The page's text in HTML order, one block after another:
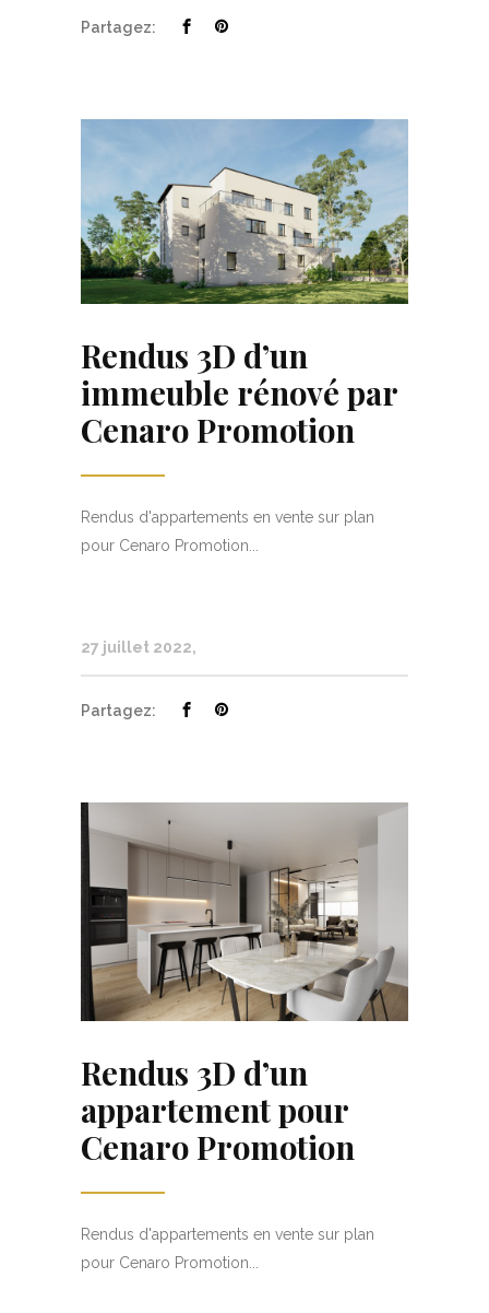
Partagez:
Rendus 3D d’un
immeuble rénové par
Cenaro Promotion
Rendus d'appartements en vente sur plan
pour Cenaro Promotion...
27 juillet 2022
Partagez:
Rendus 3D d’un
appartement pour
Cenaro Promotion
Rendus d'appartements en vente sur plan
pour Cenaro Promotion...